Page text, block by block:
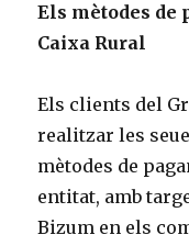
Els mètodes de
Caixa Rural
Els clients del
realitzar les
mètodes de
entitat, amb
Bizum en els